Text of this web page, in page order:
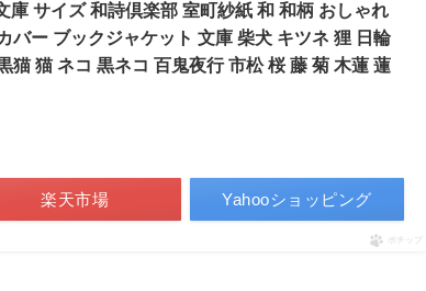
庫 サイズ 和詩倶楽部 室町紗紙 和 和柄 おしゃれ
バー ブックジャケット 文庫 柴犬 キツネ 狸 日輪
猫 猫 ネコ 黒ネコ 百鬼夜行 市松 桜 藤 菊 木蓮 蓮
楽天市場 Yahooショッピング
ポチップ